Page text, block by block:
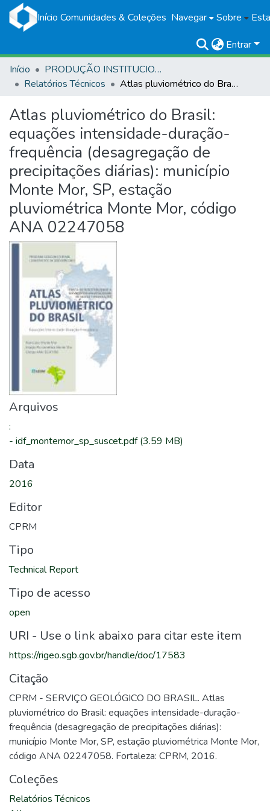
Início Comunidades & Coleções Navegar Sobre
Entrar
Início
PRODUÇÃO INSTITUCIONAL
Relatórios Técnicos
Atlas pluviométrico do Brasil: equações intensidade-duração-frequência (desagregação de precipitações diárias): município Monte Mor, SP, estação pluviométrica Monte Mor, código ANA 02247058
Atlas pluviométrico do Brasil:
equações intensidade-duração-
frequência (desagregação de
precipitações diárias): município
Monte Mor, SP, estação
pluviométrica Monte Mor, código
ANA 02247058
Arquivos
:
- idf_montemor_sp_suscet.pdf(3.59 MB)
Data
2016
Editor
CPRM
Tipo
Technical Report
Tipo de acesso
open
URI - Use o link abaixo para citar este item
https://rigeo.sgb.gov.br/handle/doc/17583
Citação
CPRM - SERVIÇO GEOLÓGICO DO BRASIL. Atlas
pluviométrico do Brasil: equações intensidade-duração-
frequência (desagregação de precipitações diárias):
município Monte Mor, SP, estação pluviométrica Monte Mor,
código ANA 02247058. Fortaleza: CPRM, 2016.
Coleções
Relatórios Técnicos